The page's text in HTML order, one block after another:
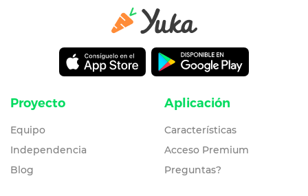
Proyecto
Equipo
Independencia
Blog
Aplicación
Características
Acceso Premium
Preguntas?